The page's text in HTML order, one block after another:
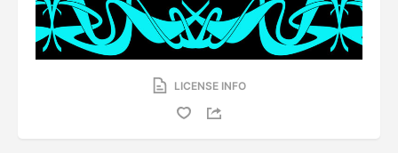
LICENSE INFO